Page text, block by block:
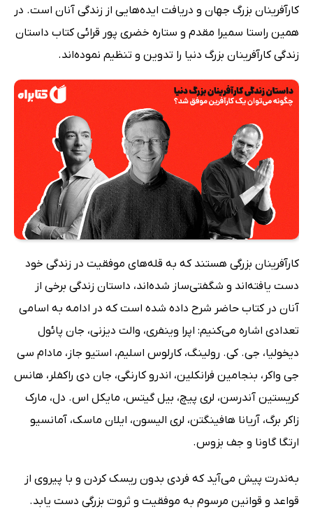
کارآفرینان بزرگ جهان و دریافت ایده‌هایی از زندگی آنان است. در
همین راستا سمیرا مقدم و ستاره خضری پور قرائی کتاب داستان
زندگی کارآفرینان بزرگ دنیا را تدوین و تنظیم نموده‌اند.
کارآفرینان بزرگی هستند که به قله‌های موفقیت در زندگی خود
دست یافته‌اند و شگفتی‌ساز شده‌اند، داستان زندگی برخی از
آنان در کتاب حاضر شرح داده شده است که در ادامه به اسامی
تعدادی اشاره می‌کنیم: اپرا وینفری، والت دیزنی، جان پائول
دیخولیا، جی. کی. رولینگ، کارلوس اسلیم، استیو جاز، مادام سی
جی واکر، بنجامین فرانکلین، اندرو کارنگی، جان دی راکفلر، هانس
کریستین آندرسن، لری پیچ، بیل گیتس، مایکل اس. دل، مارک
زاکر برگ، آریانا هافینگتن، لری الیسون، ایلان ماسک، آمانسیو
ارتگا گاونا و جف بزوس.
به‌ندرت پیش می‌آید که فردی بدون ریسک کردن و با پیروی از
قواعد و قوانین مرسوم به موفقیت و ثروت بزرگی دست یابد.